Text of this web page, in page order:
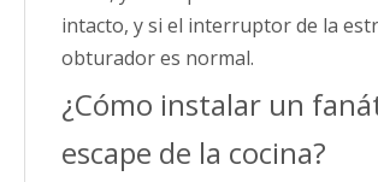
intacto, y si el interruptor de la
obturador es normal.
¿Cómo instalar un
escape de la cocina?